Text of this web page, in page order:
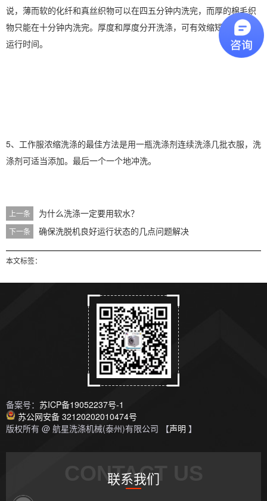
说，薄而软的化纤和真丝织物可以在四五分钟内洗完，而厚的棉毛织
物只能在十分钟内洗完。厚度和厚度分开洗涤，可有效缩短洗衣机的
运行时间。
5、工作服浓缩洗涤的最佳方法是用一瓶洗涤剂连续洗涤几批衣服，洗
涤剂可适当添加。最后一个一个地冲洗。
上一条 为什么洗涤一定要用软水？
下一条 确保洗脱机良好运行状态的几点问题解决
本文标签：
备案号： 苏ICP备19052237号-1
苏公网安备 32120202010474号
版权所有 @ 航星洗涤机械(泰州)有限公司 【声明 】
CONTACT US
联系我们